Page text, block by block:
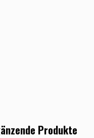
Produkte